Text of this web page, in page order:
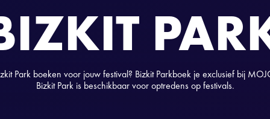
Park boeken voor jouw festival? Bizkit Parkboek je exclusief bij
Bizkit Park is beschikbaar voor optredens op festivals.